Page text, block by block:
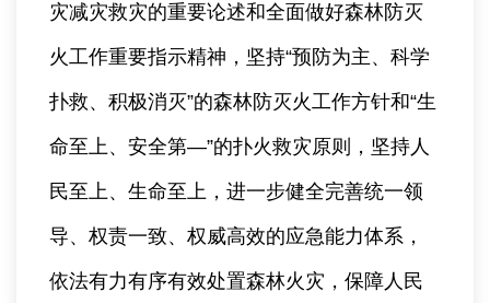
灾减灾救灾的重要论述和全面做好森林防灭
火工作重要指示精神，坚持“预防为主、科学
扑救、积极消灭”的森林防灭火工作方针和“生
命至上、安全第—”的扑火救灾原则，坚持人
民至上、生命至上，进一步健全完善统一领
导、权责一致、权威高效的应急能力体系，
依法有力有序有效处置森林火灾，保障人民